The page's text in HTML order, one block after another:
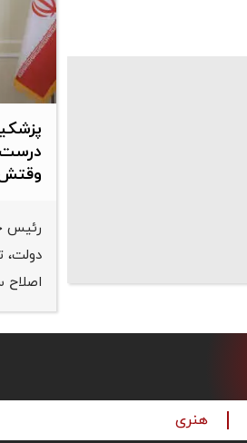
درست
رئیس
دولت،
اصلاح
هنری